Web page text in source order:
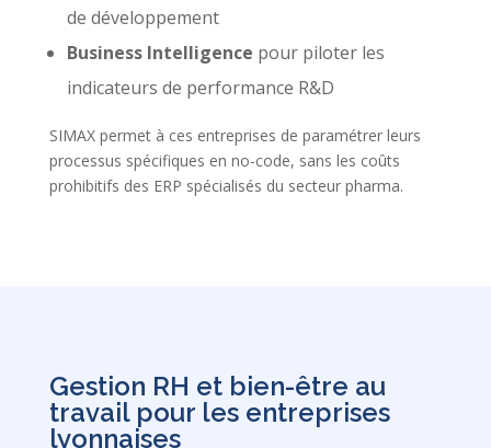
de développement
Business Intelligence pour piloter les
indicateurs de performance R&D
SIMAX permet à ces entreprises de paramétrer leurs
processus spécifiques en no-code, sans les coûts
prohibitifs des ERP spécialisés du secteur pharma.
Gestion RH et bien-être au
travail pour les entreprises
lyonnaises